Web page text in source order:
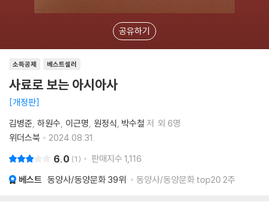
공유하기
소득공제 베스트셀러
사료로 보는 아시아사
개정판
김병준 하원수 이근명 원정식 박수철 저 외 6명
위더스북
2024.08.31.
6.0 1 판매지수 1,116
베스트 동양사/동양문화 39위 동양사/동양문화 top20 2주